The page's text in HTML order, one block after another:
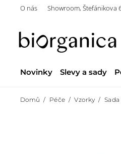
O nás Showroom, Štefánikova
Novinky Slevy a sady
Domů Péče Vzorky